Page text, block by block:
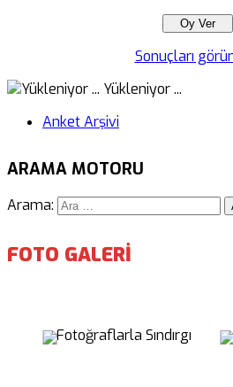
Sonuçları
Yükleniyor ...
Anket Arşivi
ARAMA MOTORU
Arama:
FOTO GALERİ